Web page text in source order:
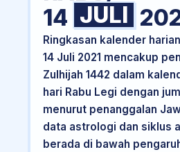
14 JULI
Ringkasan kalender
14 Juli 2021 mencakup
Zulhijah 1442 dalam
hari Rabu Legi dengan
menurut penanggalan
data astrologi dan siklus
berada di bawah